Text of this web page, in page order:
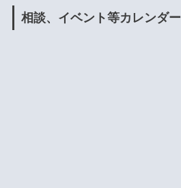
相談、イベント等カレンダー